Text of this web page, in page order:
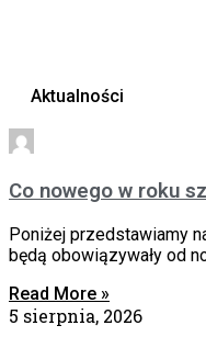
Aktualności
Co nowego w roku
Poniżej przedstawiamy
będą obowiązywały od
Read More »
5 sierpnia, 2026